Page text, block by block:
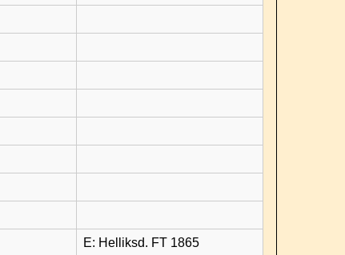
E: Helliksd. FT 1865